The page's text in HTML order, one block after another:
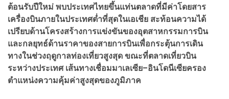
ต้อนรับปีใหม่ พบประเทศไทยขึ้นแท่นตลาดที่มีค่าโดยสาร
เครื่องบินภายในประเทศต่ำที่สุดในเอเชีย สะท้อนความได้
เปรียบด้านโครงสร้างการแข่งขันของอุตสาหกรรมการบิน
และกลยุทธ์ด้านราคาของสายการบินเพื่อกระตุ้นการเดิน
ทางในช่วงฤดูกาลท่องเที่ยวสูงสุด ขณะที่ตลาดเที่ยวบิน
ระหว่างประเทศ เส้นทางเชื่อมมาเลเซีย–อินโดนีเซียครอง
ตำแหน่งความคุ้มค่าสูงสุดของภูมิภาค